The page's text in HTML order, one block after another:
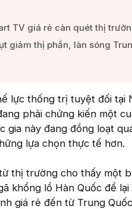
TV giá rẻ càn quét thị
giảm thị phần, làn sóng
lực thống trị tuyệt đối tại
phải chứng kiến một
gia này đang đồng loạt
lựa chọn thực tế hơn.
thị trường cho thấy một
khổng lồ Hàn Quốc để
giá rẻ đến từ Trung